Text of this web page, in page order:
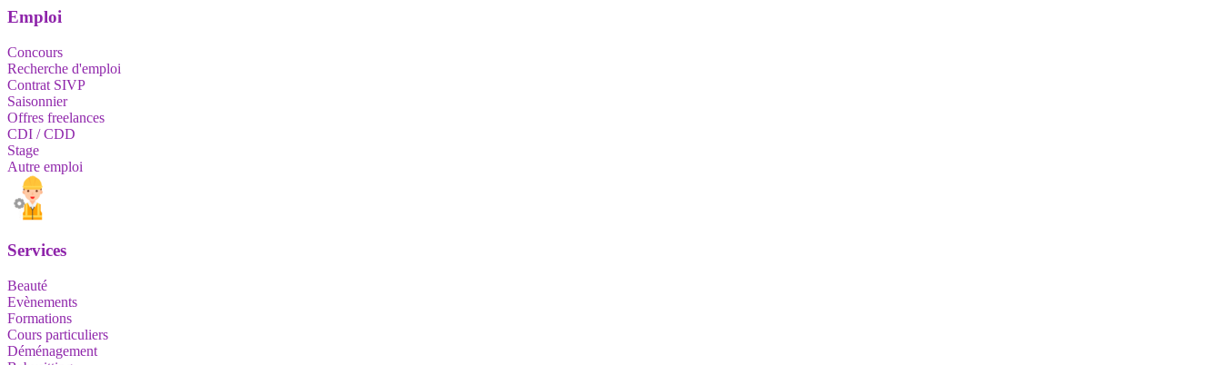
Emploi
Concours
Recherche d'emploi
Contrat SIVP
Saisonnier
Offres freelances
CDI / CDD
Stage
Autre emploi
Services
Beauté
Evènements
Formations
Cours particuliers
Déménagement